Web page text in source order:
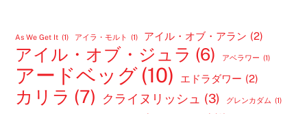
As We Get It (1) アイラ・モルト (1) アイル・オブ・アラン (2)
アイル・オブ・ジュラ (6) アベラワー (1)
アードベッグ (10) エドラダワー (2)
カリラ (7) クライヌリッシュ (3) グレンカダム (1)